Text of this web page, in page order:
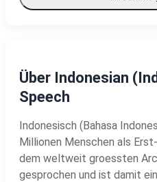
Über Indonesian
Speech
Indonesisch (Bahasa
Millionen Menschen als
dem weltweit groessten
gesprochen und ist damit